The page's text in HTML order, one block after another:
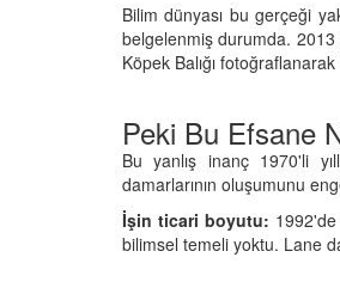
Bilim dünyası bu gerçeği
belgelenmiş durumda. 2013
Köpek Balığı
Peki Bu Efsane
Bu yanlış inanç 1970'li
damarlarının oluşumunu
İşin ticari boyutu: 1992'de
bilimsel temeli yoktu. Lane
Hangi Hayvanın
Sorun Yok: Hangi
Kemiği Bulunmaz?
Yansıması:
Kalbi Sağdadır?